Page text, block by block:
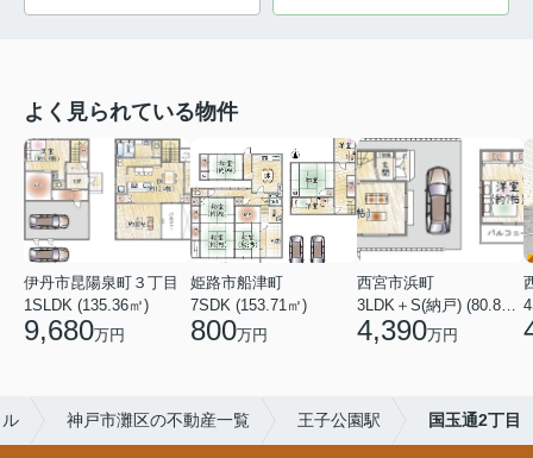
よく見られている物件
伊丹市昆陽泉町３丁目
1SLDK (135.36㎡)
9,680万円
姫路市船津町
7SDK (153.71㎡)
800万円
西宮市浜町
3LDK＋S(納戸) (80.84㎡)
4,390万円
神戸市灘区の不動産一覧 王子公園駅 国玉通2丁目